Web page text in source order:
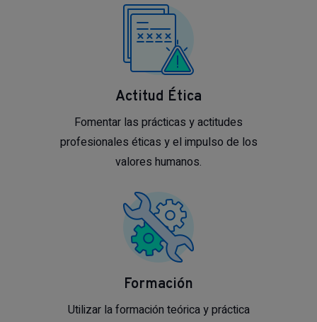
Actitud Ética
Fomentar las prácticas y actitudes
profesionales éticas y el impulso de los
valores humanos.
Formación
Utilizar la formación teórica y práctica